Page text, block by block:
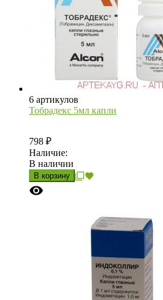
6 артикулов
Тобрадекс 5мл капли
798 ₽
Наличие:
В наличии
В корзину